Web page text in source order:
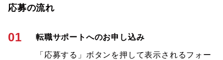
応募の流れ
01 転職サポートへのお申し込み
「応募する」ボタンを押して表示されるフォー